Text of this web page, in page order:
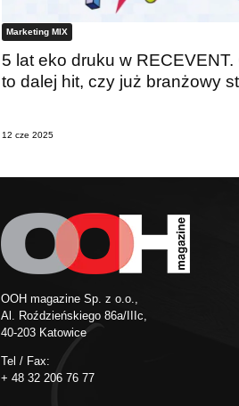
Marketing MIX
5 lat eko druku w RECEVENT.
to dalej hit, czy już branżowy
12 cze 2025
OOH magazine Sp. z o.o.,
Al. Roździeńskiego 86a/IIIc,
40-203 Katowice
Tel / Fax:
+ 48 32 206 76 77